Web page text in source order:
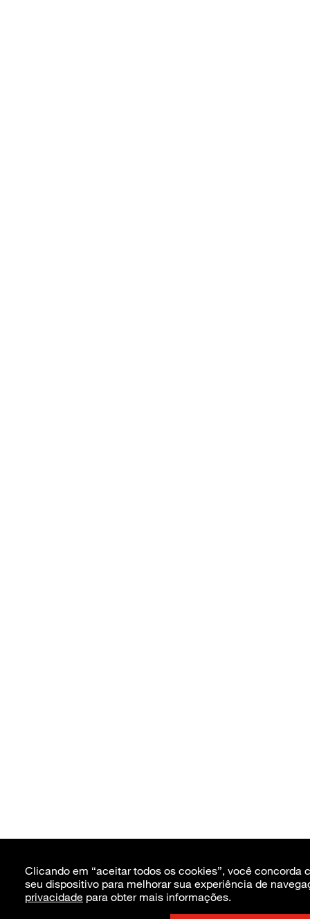
Clicando em “aceitar todos os cookies”, você concorda
seu dispositivo para melhorar sua experiência de
privacidade para obter mais informações.